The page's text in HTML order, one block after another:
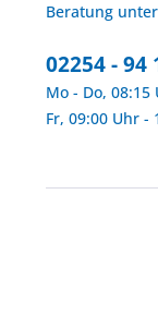
Beratung
02254 - 94
Mo - Do,
Fr, 09:00 Uhr -